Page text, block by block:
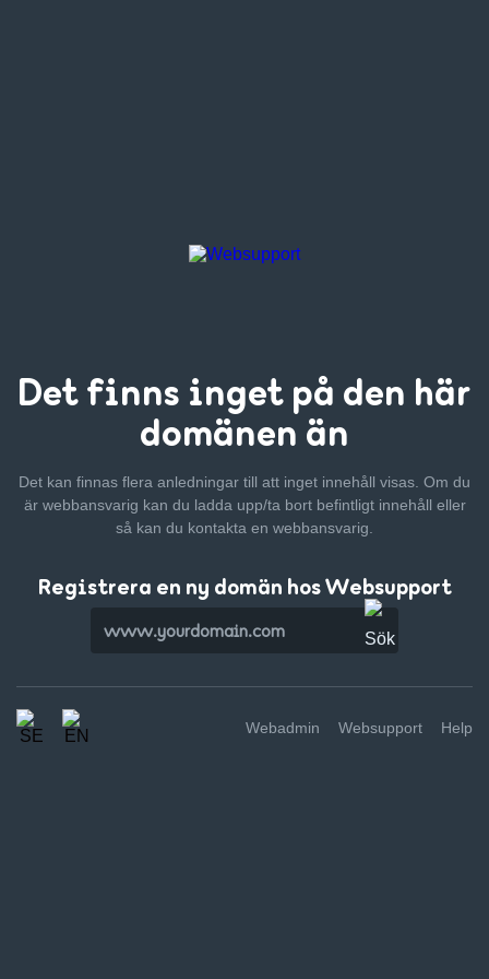
Det finns inget på den här
domänen än
Det kan finnas flera anledningar till att inget innehåll visas. Om du
är webbansvarig kan du ladda upp/ta bort befintligt innehåll eller
så kan du kontakta en webbansvarig.
Registrera en ny domän hos Websupport
Webadmin Websupport Help